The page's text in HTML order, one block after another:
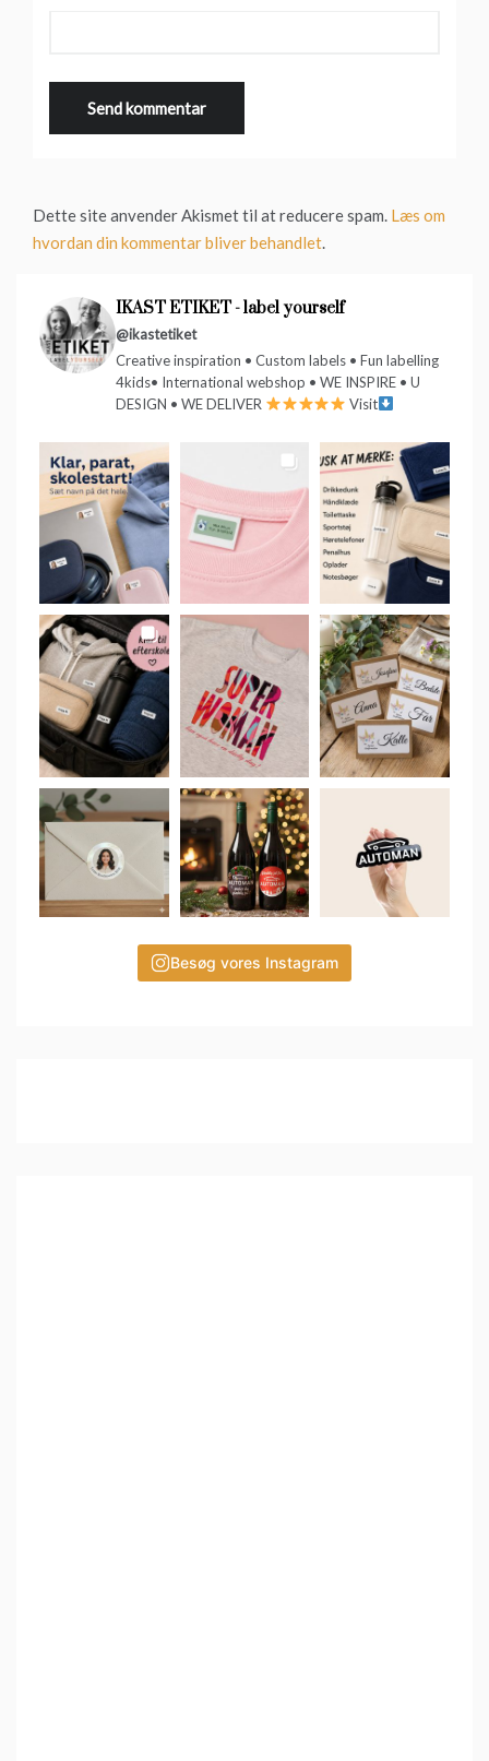
Dette site anvender Akismet til at reducere spam. Læs om
hvordan din kommentar bliver behandlet.
IKAST ETIKET - label yourself
@ikastetiket
Creative inspiration • Custom labels • Fun labelling
4kids• International webshop • WE INSPIRE • U
DESIGN • WE DELIVER
Visit
Besøg vores Instagram